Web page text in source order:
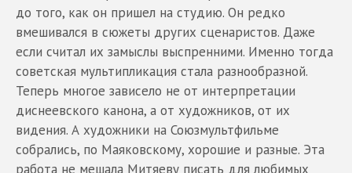
до того, как он пришел на студию. Он редко
вмешивался в сюжеты других сценаристов. Даже
если считал их замыслы выспренними. Именно тогда
советская мультипликация стала разнообразной.
Теперь многое зависело не от интерпретации
диснеевского канона, а от художников, от их
видения. А художники на Союзмультфильме
собрались, по Маяковскому, хорошие и разные. Эта
работа не мешала Митяеву писать для любимых